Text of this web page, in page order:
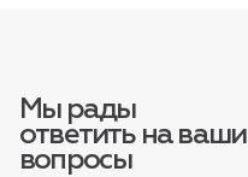
Мы рады
ответить на ваши
вопросы